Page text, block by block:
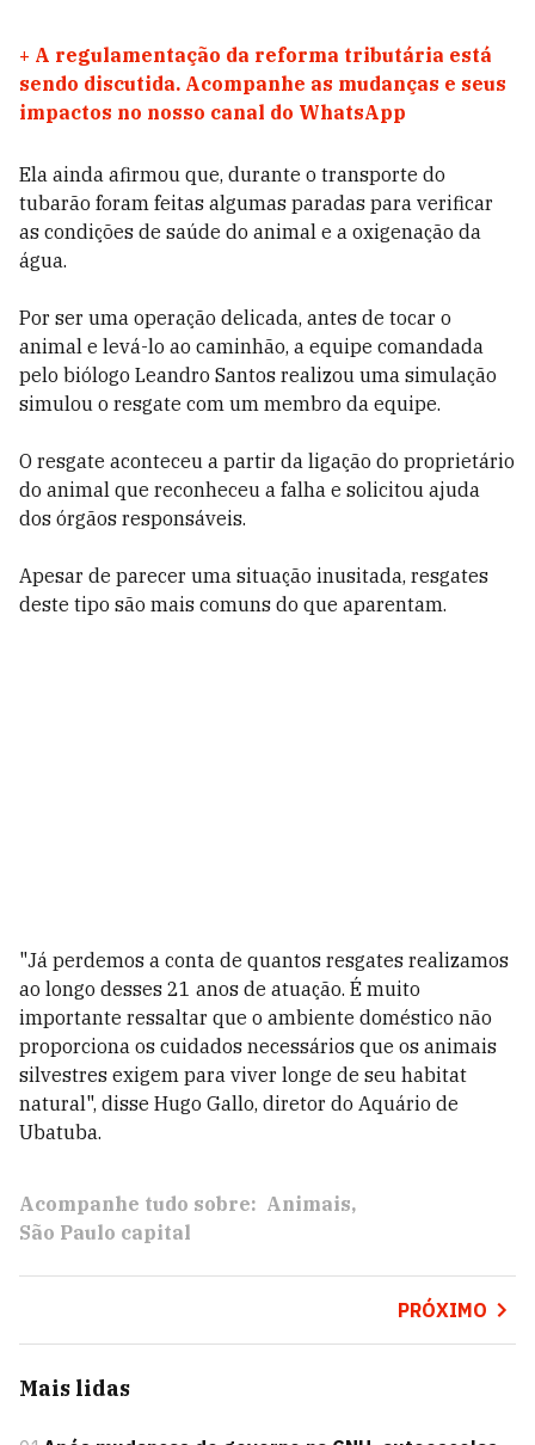
+ A regulamentação da reforma tributária está
sendo discutida. Acompanhe as mudanças e seus
impactos no nosso canal do WhatsApp
Ela ainda afirmou que, durante o transporte do
tubarão foram feitas algumas paradas para verificar
as condições de saúde do animal e a oxigenação da
água.
Por ser uma operação delicada, antes de tocar o
animal e levá-lo ao caminhão, a equipe comandada
pelo biólogo Leandro Santos realizou uma simulação
simulou o resgate com um membro da equipe.
O resgate aconteceu a partir da ligação do proprietário
do animal que reconheceu a falha e solicitou ajuda
dos órgãos responsáveis.
Apesar de parecer uma situação inusitada, resgates
deste tipo são mais comuns do que aparentam.
"Já perdemos a conta de quantos resgates realizamos
ao longo desses 21 anos de atuação. É muito
importante ressaltar que o ambiente doméstico não
proporciona os cuidados necessários que os animais
silvestres exigem para viver longe de seu habitat
natural", disse Hugo Gallo, diretor do Aquário de
Ubatuba.
Acompanhe tudo sobre: Animais
São Paulo capital
PRÓXIMO
Mais lidas